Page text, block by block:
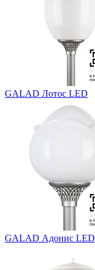
GALAD Лотос LED
GALAD Адонис LED